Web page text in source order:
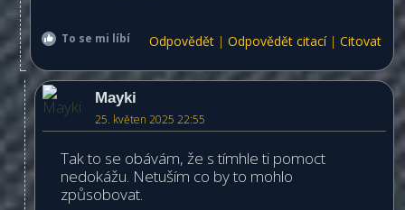
To se mi líbí Odpovědět | Odpovědět citací| Citovat
Mayki
25. květen 2025 22:55
Tak to se obávám, že s tímhle ti pomoct
nedokážu. Netuším co by to mohlo
způsobovat.